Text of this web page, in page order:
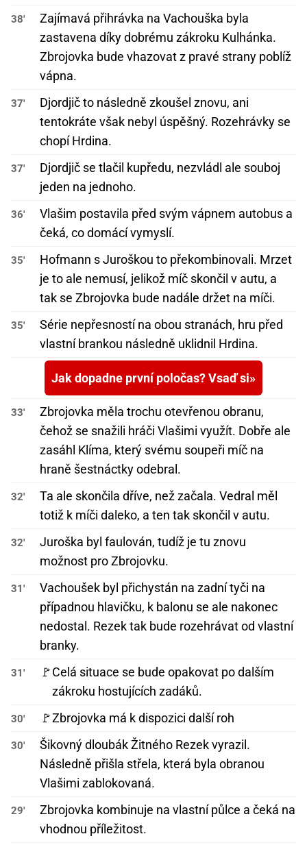
38'
Zajímavá přihrávka na Vachouška byla
zastavena díky dobrému zákroku Kulhánka.
Zbrojovka bude vhazovat z pravé strany poblíž
vápna.
37'
Djordjič to následně zkoušel znovu, ani
tentokráte však nebyl úspěšný. Rozehrávky se
chopí Hrdina.
37'
Djordjič se tlačil kupředu, nezvládl ale souboj
jeden na jednoho.
36'
Vlašim postavila před svým vápnem autobus a
čeká, co domácí vymyslí.
35'
Hofmann s Juroškou to překombinovali. Mrzet
je to ale nemusí, jelikož míč skončil v autu, a
tak se Zbrojovka bude nadále držet na míči.
35'
Série nepřesností na obou stranách, hru před
vlastní brankou následně uklidnil Hrdina.
Jak dopadne první poločas? Vsaď si
33'
Zbrojovka měla trochu otevřenou obranu,
čehož se snažili hráči Vlašimi využít. Dobře ale
zasáhl Klíma, který svému soupeři míč na
hraně šestnáctky odebral.
32'
Ta ale skončila dříve, než začala. Vedral měl
totiž k míči daleko, a ten tak skončil v autu.
32'
Juroška byl faulován, tudíž je tu znovu
možnost pro Zbrojovku.
31'
Vachoušek byl přichystán na zadní tyči na
případnou hlavičku, k balonu se ale nakonec
nedostal. Rezek tak bude rozehrávat od vlastní
branky.
31' 🚩Celá situace se bude opakovat po dalším
zákroku hostujících zadáků.
30' 🚩Zbrojovka má k dispozici další roh
30'
Šikovný dloubák Žitného Rezek vyrazil.
Následně přišla střela, která byla obranou
Vlašimi zablokovaná.
29'
Zbrojovka kombinuje na vlastní půlce a čeká na
vhodnou příležitost.